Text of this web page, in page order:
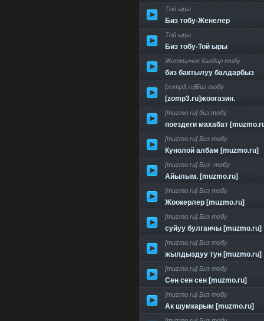
Той ыры
Биз тобу-Женелер
Той ыры
Биз тобу-Той ыры
Жеткинчек балдар тобу
биз бактылуу балдарбыз
[zomp3.ru]Биз тобу
[zomp3.ru]жоогазин.
[muzmo.ru] биз тобу
поездеги махабат
[muzmo.ru] Биз тобу
Кунолой албам [muzmo.ru]
[muzmo.ru] Биз- тобу
Айылым. [muzmo.ru]
[muzmo.ru] Биз тобу
Жоокерлер [muzmo.ru]
[muzmo.ru] Биз тобу
суйуу булганчы [muzmo.ru]
[muzmo.ru] Биз тобу
жылдыздуу тун [muzmo.ru]
[muzmo.ru] Биз тобу
Сен сен сен [muzmo.ru]
[muzmo.ru] Биз тобу
Ак шумкарым [muzmo.ru]